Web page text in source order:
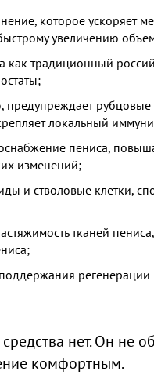
которое ускоряет
увеличению
как традиционный
предупреждает
локальный
пениса,
изменений;
и стволовые клетки,
тканей
нет. Он не
комфортным.